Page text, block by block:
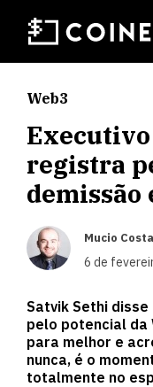
Web3
registra
demissão
Mucio Costa
6 de
Satvik Sethi
pelo potencial da
para melhor e
nunca, é o
totalmente no